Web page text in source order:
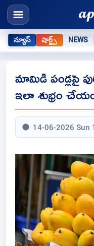
న్యూస్ షార్ట్స్ NEWS
మామిడి పండ్లపై
ఇలా శుభ్రం
14-06-2026 Sun